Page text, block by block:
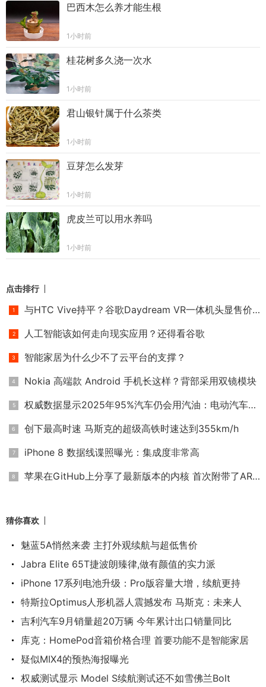
巴西木怎么养才能生根
1小时前
桂花树多久浇一次水
1小时前
君山银针属于什么茶类
1小时前
豆芽怎么发芽
1小时前
虎皮兰可以用水养吗
1小时前
点击排行
与HTC Vive持平？谷歌Daydream VR一体机头显售价或高达6000元
人工智能该如何走向现实应用？还得看谷歌
智能家居为什么少不了云平台的支撑？
Nokia 高端款 Android 手机长这样？背部采用双镜模块
权威数据显示2025年95%汽车仍会用汽油：电动汽车靠边
创下最高时速 马斯克的超级高铁时速达到355km/h
iPhone 8 数据线谍照曝光：集成度非常高
苹果在GitHub上分享了最新版本的内核 首次附带了ARM版本
猜你喜欢
魅蓝5A悄然来袭 主打外观续航与超低售价
Jabra Elite 65T捷波朗臻律,做有颜值的实力派
iPhone 17系列电池升级：Pro版容量大增，续航更持
特斯拉Optimus人形机器人震撼发布 马斯克：未来人
吉利汽车9月销量超20万辆 今年累计出口销量同比
库克：HomePod音箱价格合理 首要功能不是智能家居
疑似MIX4的预热海报曝光
权威测试显示 Model S续航测试还不如雪佛兰Bolt